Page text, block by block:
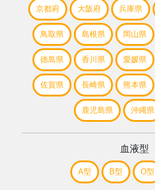
京都府 大阪府 兵庫県
鳥取県 島根県 岡山県
徳島県 香川県 愛媛県
佐賀県 長崎県 熊本県
鹿児島県 沖縄県
血液型
A型 B型 O型